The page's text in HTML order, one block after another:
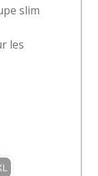
slim
les